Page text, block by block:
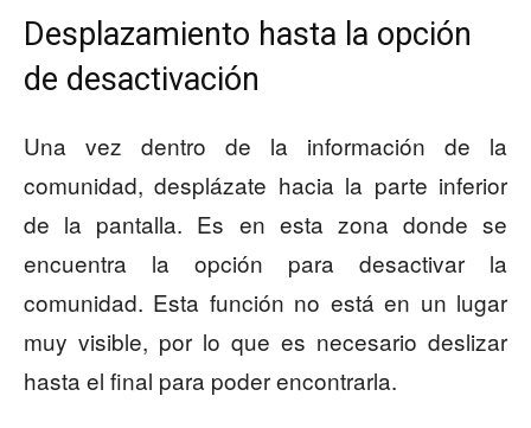
Desplazamiento hasta la opción
de desactivación
Una vez dentro de la información de la
comunidad, desplázate hacia la parte inferior
de la pantalla. Es en esta zona donde se
encuentra la opción para desactivar la
comunidad. Esta función no está en un lugar
muy visible, por lo que es necesario deslizar
hasta el final para poder encontrarla.